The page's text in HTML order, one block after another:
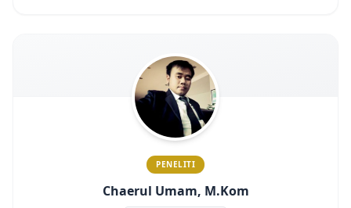
PENELITI
Chaerul Umam, M.Kom